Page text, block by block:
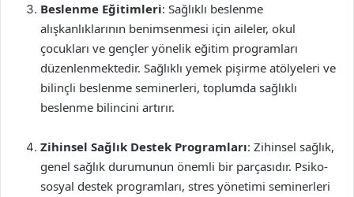
Beslenme Eğitimleri: Sağlıklı beslenme
alışkanlıklarının benimsenmesi için aileler, okul
çocukları ve gençler yönelik eğitim programları
düzenlenmektedir. Sağlıklı yemek pişirme atölyeleri ve
bilinçli beslenme seminerleri, toplumda sağlıklı
beslenme bilincini artırır.
Zihinsel Sağlık Destek Programları: Zihinsel sağlık,
genel sağlık durumunun önemli bir parçasıdır. Psiko-
sosyal destek programları, stres yönetimi seminerleri